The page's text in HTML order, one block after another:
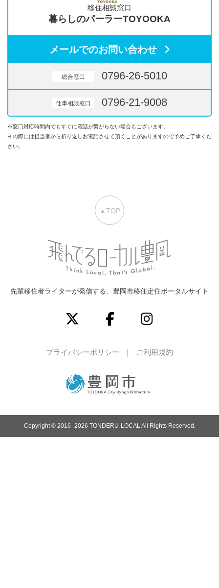
移住相談窓口
暮らしのパーラーTOYOOKA
メールでのお問い合わせ
総合窓口 0796-26-5010
仕事相談窓口 0796-21-9008
※窓口対応時間内でもすぐに電話が繋がらない場合もございます。
その際には担当者から折り返しお電話させて頂くことがありますので予めご了承くだ
さい。
先輩移住者ライターが発信する、豊岡市移住定住ポータルサイト
プライバシーポリシー ご利用規約
Copyright © 2016–2026 TONDERU-LOCAL All Rights Reserved.
▲TOP